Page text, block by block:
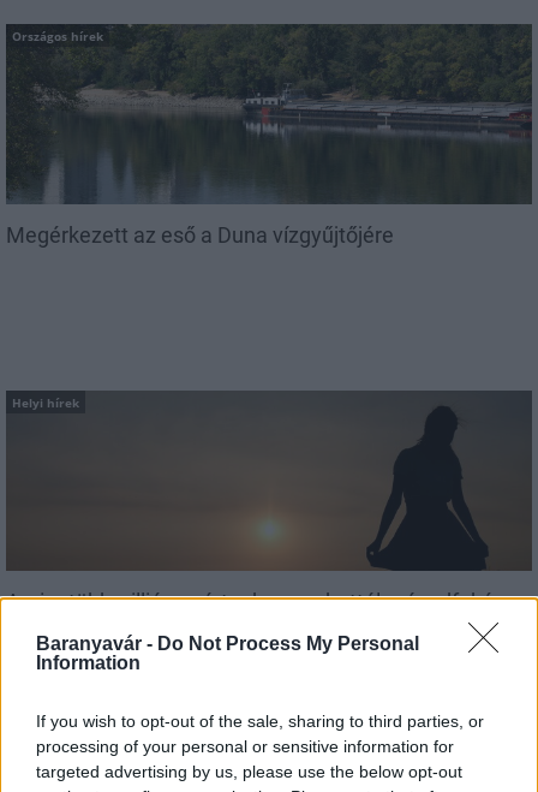
Baranyavár - Do Not Process My Personal
Information
If you wish to opt-out of the sale, sharing to third parties, or
processing of your personal or sensitive information for
targeted advertising by us, please use the below opt-out
Országos hírek
Megérkezett az eső a Duna vízgyűjtőjére
Helyi hírek
Amire többmillióan vártunk: szombattól másodfokúra
csökken a riasztás
Országos hírek